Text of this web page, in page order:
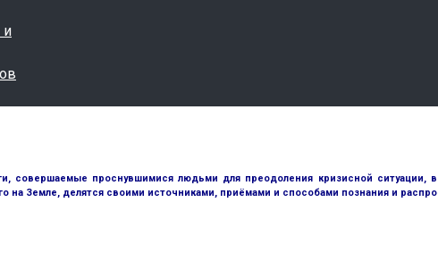
и
совершаемые проснувшимися людьми для преодоления кризисной ситуации,
на Земле, делятся своими источниками, приёмами и способами познания и